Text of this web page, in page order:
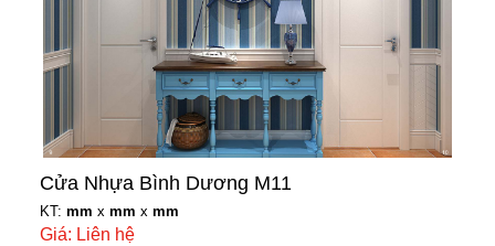
Cửa Nhựa Bình Dương M11
KT: mm x mm x mm
Giá: Liên hệ